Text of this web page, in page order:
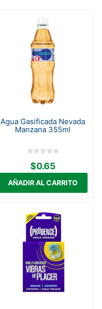
Agua Gasificada Nevada
Manzana 355ml
$0.65